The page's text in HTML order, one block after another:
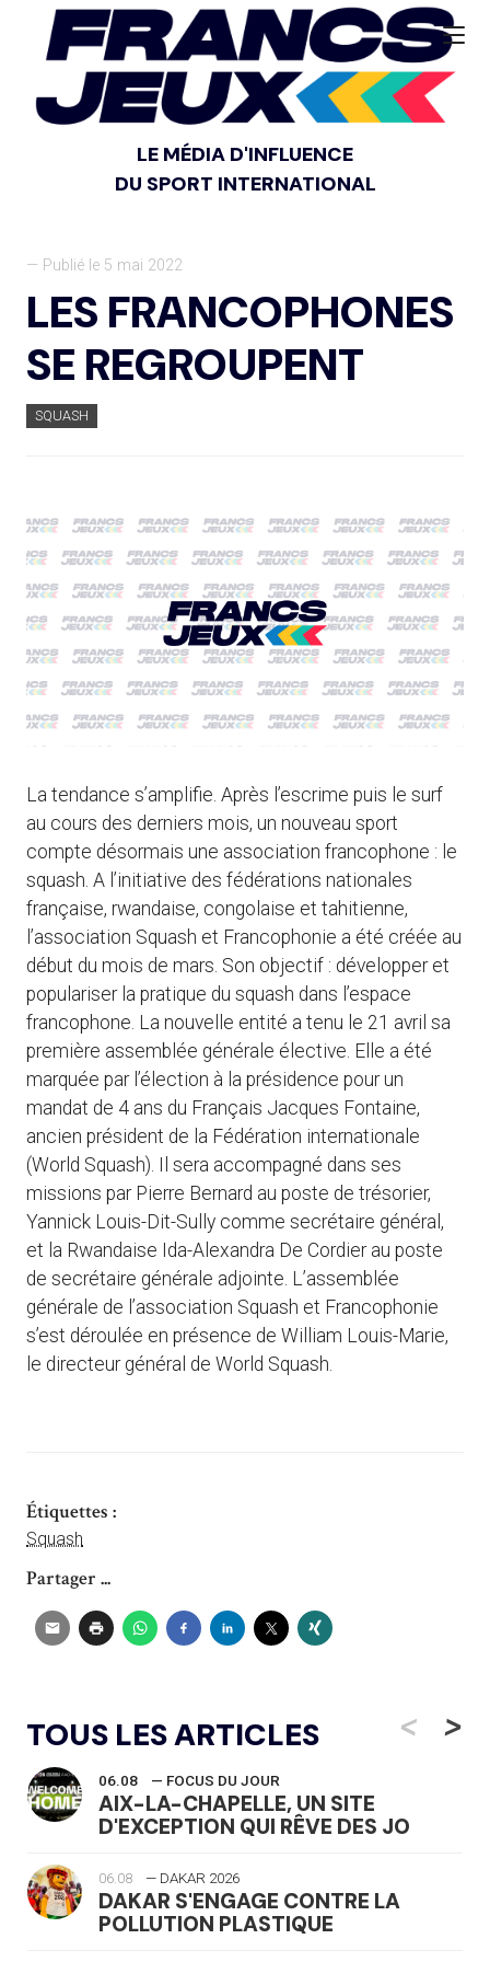
LE MÉDIA D'INFLUENCE
DU SPORT INTERNATIONAL
— Publié le 5 mai 2022
LES FRANCOPHONES
SE REGROUPENT
SQUASH
La tendance s’amplifie. Après l’escrime puis le surf
au cours des derniers mois, un nouveau sport
compte désormais une association francophone : le
squash. A l’initiative des fédérations nationales
française, rwandaise, congolaise et tahitienne,
l’association Squash et Francophonie a été créée au
début du mois de mars. Son objectif : développer et
populariser la pratique du squash dans l’espace
francophone. La nouvelle entité a tenu le 21 avril sa
première assemblée générale élective. Elle a été
marquée par l’élection à la présidence pour un
mandat de 4 ans du Français Jacques Fontaine,
ancien président de la Fédération internationale
(World Squash). Il sera accompagné dans ses
missions par Pierre Bernard au poste de trésorier,
Yannick Louis-Dit-Sully comme secrétaire général,
et la Rwandaise Ida-Alexandra De Cordier au poste
de secrétaire générale adjointe. L’assemblée
générale de l’association Squash et Francophonie
s’est déroulée en présence de William Louis-Marie,
le directeur général de World Squash.
Étiquettes :
Squash
Partager ...
TOUS LES ARTICLES <
06.08 — FOCUS DU JOUR
AIX-LA-CHAPELLE, UN SITE
D'EXCEPTION QUI RÊVE DES JO
06.08 — DAKAR 2026
DAKAR S'ENGAGE CONTRE LA
POLLUTION PLASTIQUE
>